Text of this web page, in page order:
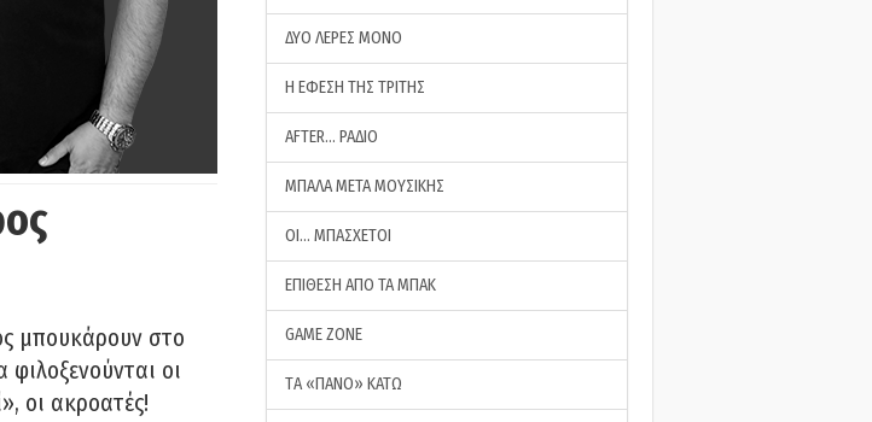
μπουκάρουν στο
οι
οι ακροατές!
ΔΥΟ ΛΕΡΕΣ ΜΟΝΟ
Η ΕΦΕΣΗ ΤΗΣ ΤΡΙΤΗΣ
AFTER… ΡΑΔΙΟ
ΜΠΑΛΑ ΜΕΤΑ ΜΟΥΣΙΚΗΣ
ΟΙ… ΜΠΑΣΧΕΤΟΙ
ΕΠΙΘΕΣΗ ΑΠΟ ΤΑ ΜΠΑΚ
GAME ZONE
ΤA «ΠΑΝΟ» ΚΑΤΩ